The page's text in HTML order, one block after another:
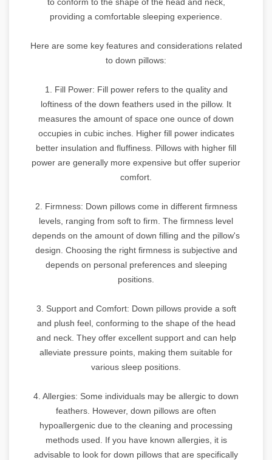
providing a comfortable sleeping experience.
Here are some key features and considerations related
to down pillows:
1. Fill Power: Fill power refers to the quality and
loftiness of the down feathers used in the pillow. It
measures the amount of space one ounce of down
occupies in cubic inches. Higher fill power indicates
better insulation and fluffiness. Pillows with higher fill
power are generally more expensive but offer superior
comfort.
2. Firmness: Down pillows come in different firmness
levels, ranging from soft to firm. The firmness level
depends on the amount of down filling and the pillow's
design. Choosing the right firmness is subjective and
depends on personal preferences and sleeping
positions.
3. Support and Comfort: Down pillows provide a soft
and plush feel, conforming to the shape of the head
and neck. They offer excellent support and can help
alleviate pressure points, making them suitable for
various sleep positions.
4. Allergies: Some individuals may be allergic to down
feathers. However, down pillows are often
hypoallergenic due to the cleaning and processing
methods used. If you have known allergies, it is
advisable to look for down pillows that are specifically